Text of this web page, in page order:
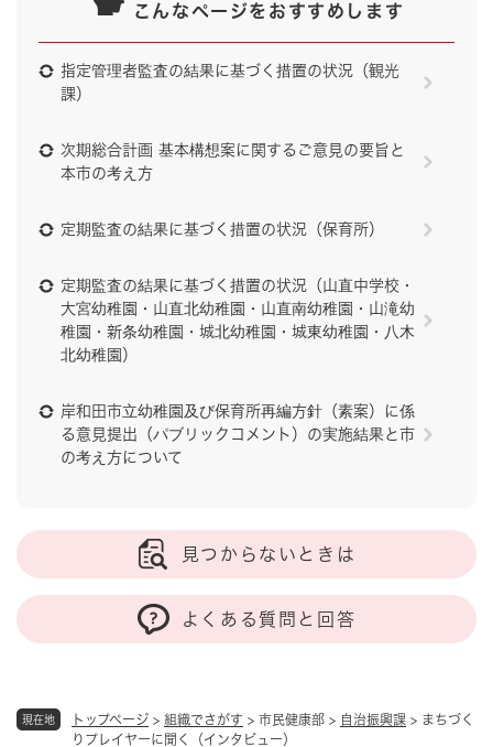
現在地 トップページ > 組織でさがす > 市民健康部 > 自治振興課 > まちづく
りプレイヤーに聞く（インタビュー）
こんなページをおすすめします
指定管理者監査の結果に基づく措置の状況（観光
課）
次期総合計画 基本構想案に関するご意見の要旨と
本市の考え方
定期監査の結果に基づく措置の状況（保育所）
定期監査の結果に基づく措置の状況（山直中学校・
大宮幼稚園・山直北幼稚園・山直南幼稚園・山滝幼
稚園・新条幼稚園・城北幼稚園・城東幼稚園・八木
北幼稚園）
岸和田市立幼稚園及び保育所再編方針（素案）に係
る意見提出（パブリックコメント）の実施結果と市
の考え方について
見つからないときは
よくある質問と回答